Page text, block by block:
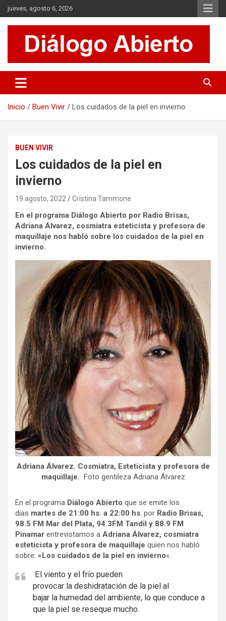
Saltar
al
contenido
jueves, agosto 6, 2026
Diálogo Abierto
Se tratan diversos temas de actualidad buscando hacer un
aporte a la sociedad, brindando información relevante de lo que
Inicio Buen Vivir Los cuidados de la piel en invierno
BUEN VIVIR
Los cuidados de la piel en
invierno
19 agosto, 2022 Cristina Tammone
En el programa Diálogo Abierto por Radio Brisas,
Adriana Álvarez, cosmiatra esteticista y profesora de
maquillaje nos habló sobre los cuidados de la piel en
invierno.
Adriana Álvarez. Cosmiatra, Esteticista y profesora de
maquillaje. Foto gentileza Adriana Álvarez
En el programa Diálogo Abierto que se emite los
días martes de 21:00 hs. a 22:00 hs. por Radio Brisas,
98.5 FM Mar del Plata, 94.3FM Tandil y 88.9 FM
Pinamar entrevistamos a Adriana Álvarez, cosmiatra
esteticista y profesora de maquillaje quien nos habló
sobre: «Los cuidados de la piel en invierno«.
El viento y el frío pueden
provocar la deshidratación de la piel al
bajar la humedad del ambiente, lo que conduce a
que la piel se reseque mucho.